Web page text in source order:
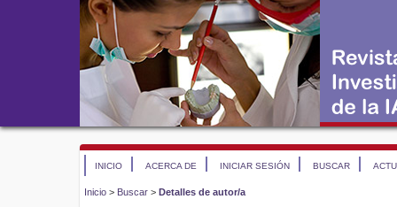
INICIO ACERCA DE INICIAR SESIÓN BUSCAR
Inicio > Buscar > Detalles de autor/a